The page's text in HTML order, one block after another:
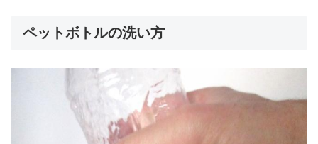
ペットボトルの洗い方